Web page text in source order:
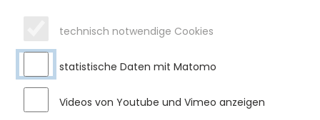
technisch notwendige Cookies
statistische Daten mit Matomo
Videos von Youtube und Vimeo anzeigen